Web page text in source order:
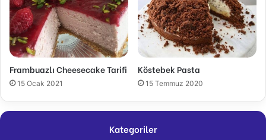
Frambuazlı Cheesecake Tarifi
15 Ocak 2021
Köstebek Pasta
15 Temmuz 2020
Kategoriler